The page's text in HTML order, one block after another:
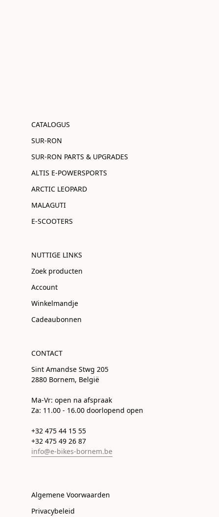
CATALOGUS
SUR-RON
SUR-RON PARTS & UPGRADES
ALTIS E-POWERSPORTS
ARCTIC LEOPARD
MALAGUTI
E-SCOOTERS
NUTTIGE LINKS
Zoek producten
Account
Winkelmandje
Cadeaubonnen
CONTACT
Sint Amandse Stwg 205
2880 Bornem, België
Ma-Vr: open na afspraak
Za: 11.00 - 16.00 doorlopend open
+32 475 44 15 55
+32 475 49 26 87
info@e-bikes-bornem.be
Algemene Voorwaarden
Privacybeleid